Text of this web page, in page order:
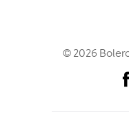
© 2026